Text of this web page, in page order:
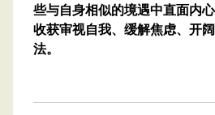
些与自身相似的境遇中直面内
收获审视自我、缓解焦虑、开
法。